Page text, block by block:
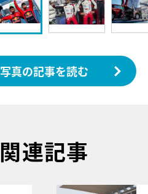
写真の記事を読む
関連記事